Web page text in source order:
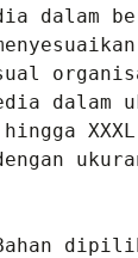
dalam
dalam
Bahan